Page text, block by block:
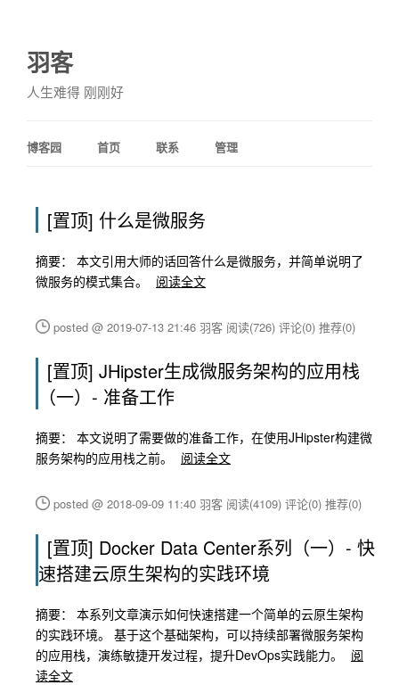
羽客
人生难得 刚刚好
博客园 首页 联系 管理
[置顶] 什么是微服务
摘要： 本文引用大师的话回答什么是微服务，并简单说明了
微服务的模式集合。
阅读全文
posted @ 2019-07-13 21:46 羽客 阅读(726) 评论(0) 推荐(0)
[置顶] JHipster生成微服务架构的应用栈
（一）- 准备工作
摘要： 本文说明了需要做的准备工作，在使用JHipster构建微
服务架构的应用栈之前。
阅读全文
posted @ 2018-09-09 11:40 羽客 阅读(4109) 评论(0) 推荐(0)
[置顶] Docker Data Center系列（一）- 快
速搭建云原生架构的实践环境
摘要： 本系列文章演示如何快速搭建一个简单的云原生架构
的实践环境。 基于这个基础架构，可以持续部署微服务架构
的应用栈，演练敏捷开发过程，提升DevOps实践能力。
阅
读全文